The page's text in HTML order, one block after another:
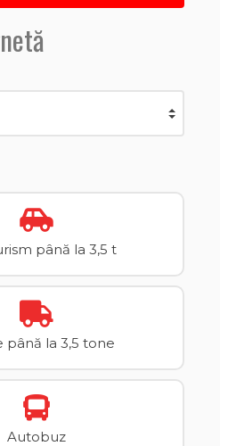
până la 3,5 t
până la 3,5 tone
Autobuz